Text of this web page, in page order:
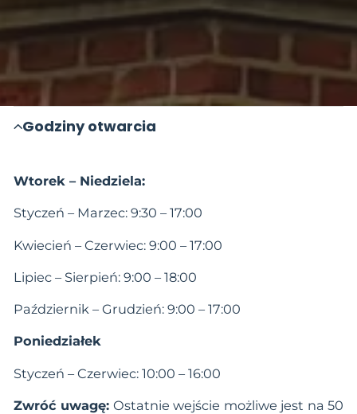
Godziny otwarcia
Wtorek – Niedziela:
Styczeń – Marzec: 9:30 – 17:00
Kwiecień – Czerwiec: 9:00 – 17:00
Lipiec – Sierpień: 9:00 – 18:00
Październik – Grudzień: 9:00 – 17:00
Poniedziałek
Styczeń – Czerwiec: 10:00 – 16:00
Zwróć uwagę: Ostatnie wejście możliwe jest na 50